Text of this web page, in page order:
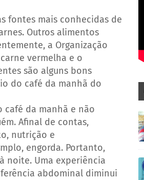
fontes mais conhecidas de
Outros alimentos
a Organização
vermelha e o
são alguns bons
do café da manhã do
café da manhã e não
Afinal de contas,
nutrição e
engorda. Portanto,
noite. Uma experiência
abdominal diminui